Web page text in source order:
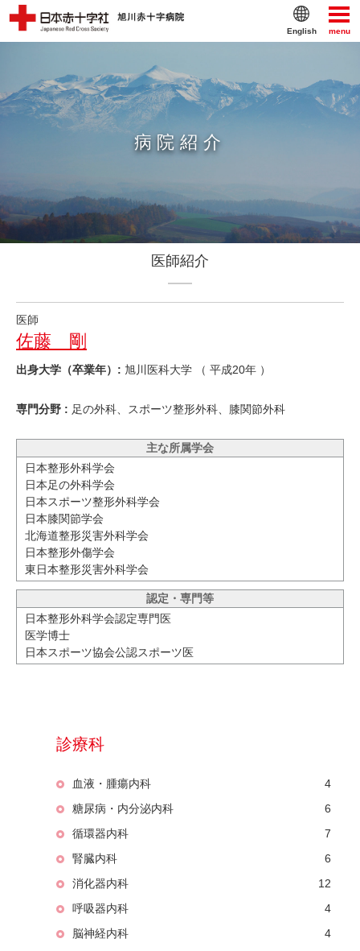
menu
English
病院紹介
医師紹介
医師
佐藤 剛
出身大学（卒業年）: 旭川医科大学 （ 平成20年 ）
専門分野 : 足の外科、スポーツ整形外科、膝関節外科
主な所属学会
日本整形外科学会
日本足の外科学会
日本スポーツ整形外科学会
日本膝関節学会
北海道整形災害外科学会
日本整形外傷学会
東日本整形災害外科学会
認定・専門等
日本整形外科学会認定専門医
医学博士
日本スポーツ協会公認スポーツ医
診療科
血液・腫瘍内科
4
糖尿病・内分泌内科
6
循環器内科
7
腎臓内科
6
消化器内科
12
呼吸器内科
4
脳神経内科
4